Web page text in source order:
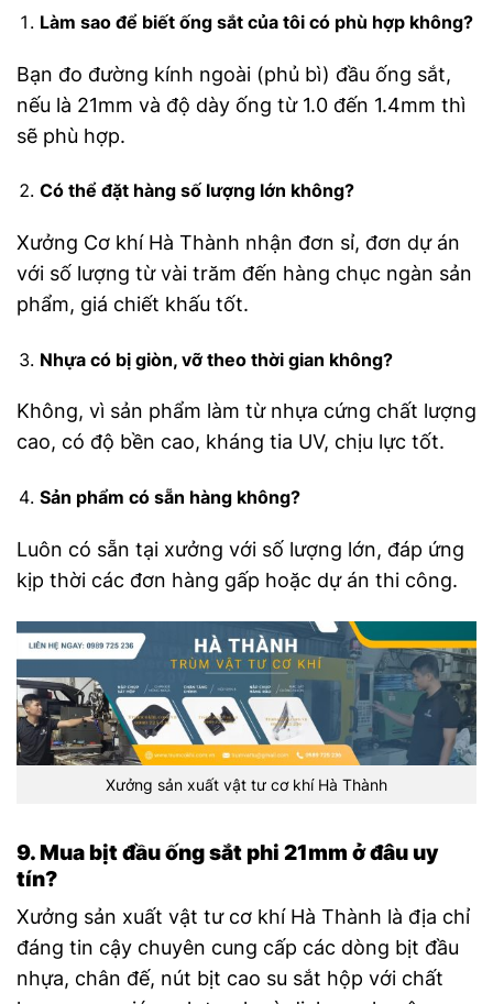
Làm sao để biết ống sắt của tôi có phù hợp không?
Bạn đo đường kính ngoài (phủ bì) đầu ống sắt,
nếu là 21mm và độ dày ống từ 1.0 đến 1.4mm thì
sẽ phù hợp.
Có thể đặt hàng số lượng lớn không?
Xưởng Cơ khí Hà Thành nhận đơn sỉ, đơn dự án
với số lượng từ vài trăm đến hàng chục ngàn sản
phẩm, giá chiết khấu tốt.
Nhựa có bị giòn, vỡ theo thời gian không?
Không, vì sản phẩm làm từ nhựa cứng chất lượng
cao, có độ bền cao, kháng tia UV, chịu lực tốt.
Sản phẩm có sẵn hàng không?
Luôn có sẵn tại xưởng với số lượng lớn, đáp ứng
kịp thời các đơn hàng gấp hoặc dự án thi công.
Xưởng sản xuất vật tư cơ khí Hà Thành
9. Mua bịt đầu ống sắt phi 21mm ở đâu uy
tín?
Xưởng sản xuất vật tư cơ khí Hà Thành là địa chỉ
đáng tin cậy chuyên cung cấp các dòng bịt đầu
nhựa, chân đế, nút bịt cao su sắt hộp với chất